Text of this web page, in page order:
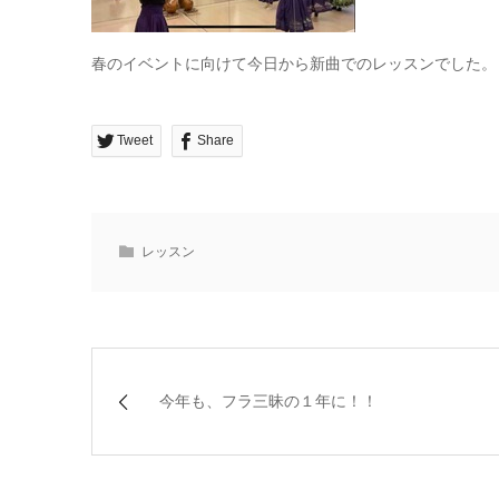
春のイベントに向けて今日から新曲でのレッスンでした。
Tweet Share
レッスン
今年も、フラ三昧の１年に！！